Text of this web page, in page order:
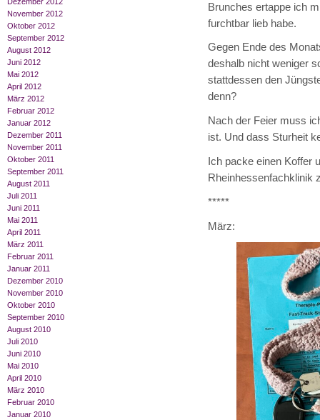
November 2012
Oktober 2012
September 2012
August 2012
Juni 2012
Mai 2012
April 2012
März 2012
Februar 2012
Januar 2012
Dezember 2011
November 2011
Oktober 2011
September 2011
August 2011
Juli 2011
Juni 2011
Mai 2011
April 2011
März 2011
Februar 2011
Januar 2011
Dezember 2010
November 2010
Oktober 2010
September 2010
August 2010
Juli 2010
Juni 2010
Mai 2010
April 2010
März 2010
Februar 2010
Januar 2010
Brunches ertappe ich
furchtbar lieb habe.
Gegen Ende des
deshalb nicht weniger
stattdessen den
denn?
Nach der Feier muss
ist. Und dass Sturheit
Ich packe einen Koffer
Rheinhessenfachklinik
*****
März: